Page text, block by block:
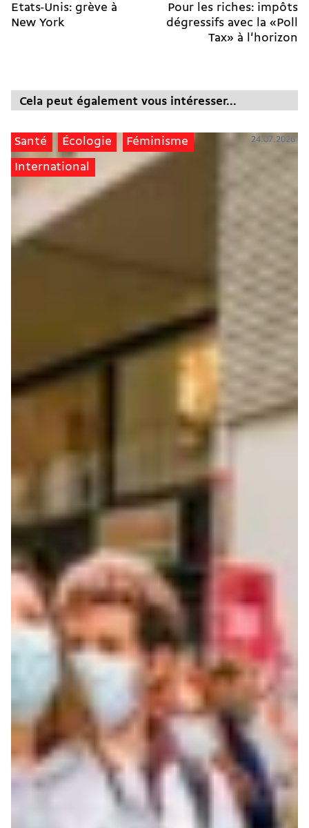
Etats-Unis: grève à
New York
Pour les riches: impôts
dégressifs avec la «Poll
Tax» à l'horizon
Cela peut également vous intéresser...
Santé Écologie Féminisme
International
24.07.2026